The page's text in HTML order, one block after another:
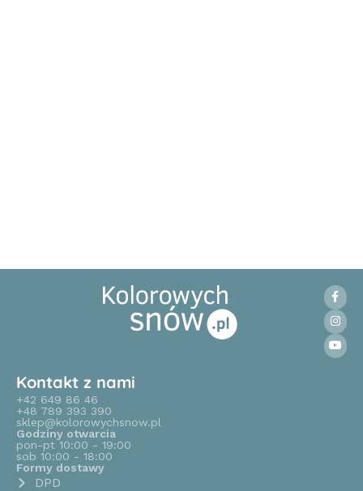
Kontakt z nami
+42 649 86 46
+48 789 393 390
sklep@kolorowychsnow.pl
Godziny otwarcia
pon-pt 10:00 - 19:00
sob 10:00 - 18:00
Formy dostawy
DPD